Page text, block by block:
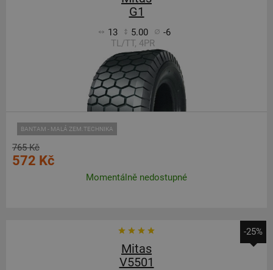
G1
13 5.00
-6
TL/TT, 4PR
BANTAM - MALÁ ZEM.TECHNIKA
765 Kč
572 Kč
Momentálně nedostupné
-25%
Mitas
V5501